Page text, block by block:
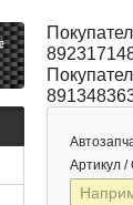
Артикул /